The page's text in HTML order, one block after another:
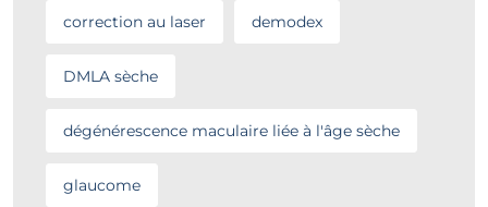
correction au laser demodex
DMLA sèche
dégénérescence maculaire liée à l'âge sèche
glaucome